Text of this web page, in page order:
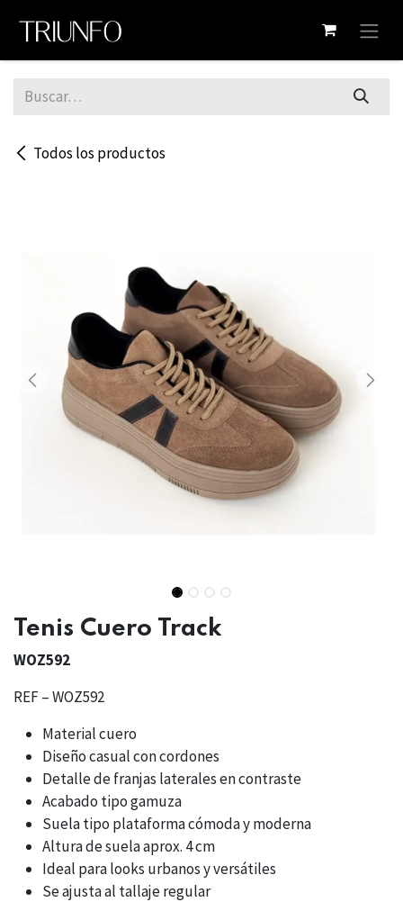
Todos los productos
Tenis Cuero Track
WOZ592
REF – WOZ592
Material cuero
Diseño casual con cordones
Detalle de franjas laterales en contraste
Acabado tipo gamuza
Suela tipo plataforma cómoda y moderna
Altura de suela aprox. 4 cm
Ideal para looks urbanos y versátiles
Se ajusta al tallaje regular